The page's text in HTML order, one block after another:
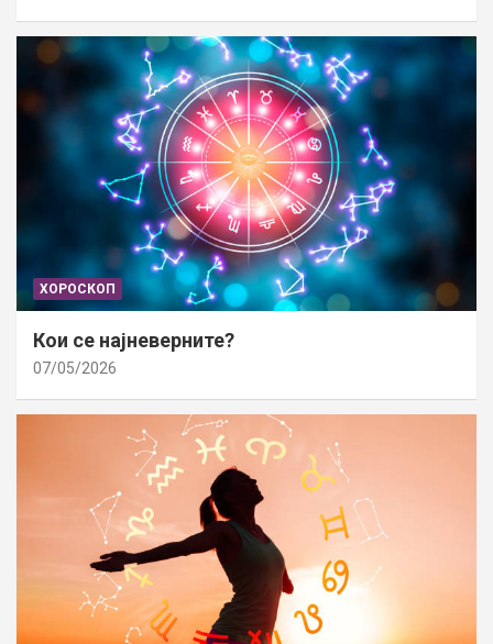
ХОРОСКОП
Кои се најневерните?
07/05/2026